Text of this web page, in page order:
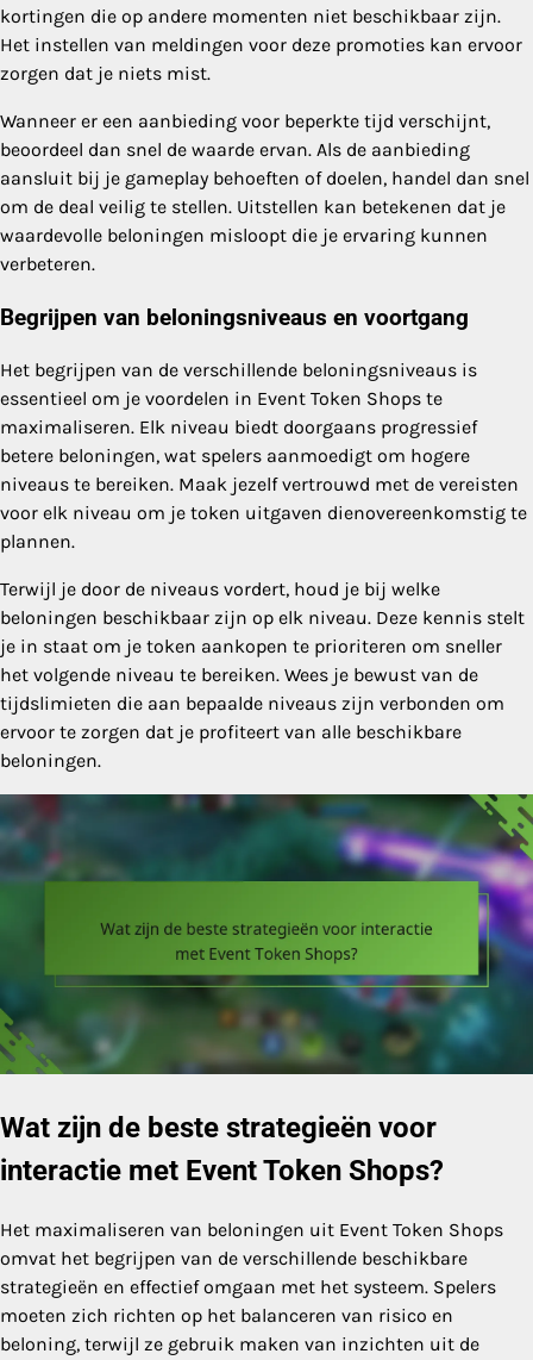
kortingen die op andere momenten niet beschikbaar zijn.
Het instellen van meldingen voor deze promoties kan ervoor
zorgen dat je niets mist.
Wanneer er een aanbieding voor beperkte tijd verschijnt,
beoordeel dan snel de waarde ervan. Als de aanbieding
aansluit bij je gameplay behoeften of doelen, handel dan snel
om de deal veilig te stellen. Uitstellen kan betekenen dat je
waardevolle beloningen misloopt die je ervaring kunnen
verbeteren.
Begrijpen van beloningsniveaus en voortgang
Het begrijpen van de verschillende beloningsniveaus is
essentieel om je voordelen in Event Token Shops te
maximaliseren. Elk niveau biedt doorgaans progressief
betere beloningen, wat spelers aanmoedigt om hogere
niveaus te bereiken. Maak jezelf vertrouwd met de vereisten
voor elk niveau om je token uitgaven dienovereenkomstig te
plannen.
Terwijl je door de niveaus vordert, houd je bij welke
beloningen beschikbaar zijn op elk niveau. Deze kennis stelt
je in staat om je token aankopen te prioriteren om sneller
het volgende niveau te bereiken. Wees je bewust van de
tijdslimieten die aan bepaalde niveaus zijn verbonden om
ervoor te zorgen dat je profiteert van alle beschikbare
beloningen.
Wat zijn de beste strategieën voor
interactie met Event Token Shops?
Het maximaliseren van beloningen uit Event Token Shops
omvat het begrijpen van de verschillende beschikbare
strategieën en effectief omgaan met het systeem. Spelers
moeten zich richten op het balanceren van risico en
beloning, terwijl ze gebruik maken van inzichten uit de